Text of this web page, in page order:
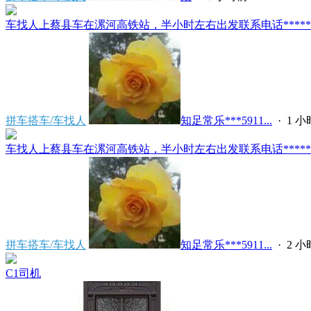
车找人上蔡县车在漯河高铁站，半小时左右出发联系电话
拼车搭车/车找人 知足常乐***5911... · 1 小
车找人上蔡县车在漯河高铁站，半小时左右出发联系电话
拼车搭车/车找人 知足常乐***5911... · 2 小
C1司机